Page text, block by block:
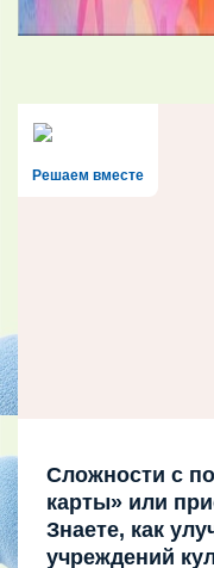
Решаем вместе
Сложности с
карты» или
Знаете, как
учреждений